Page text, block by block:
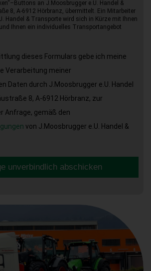
an J.Moosbrugger e.U. Handel &
8, A-6912 Hörbranz, übermittelt. Ein Mitarbeiter
Handel & Transporte wird sich in Kürze mit Ihnen
Ihnen ein individuelles Transportangebot
dieses Formulars gebe ich meine
Verarbeitung meiner
Daten durch J.Moosbrugger e.U. Handel
8, A-6912 Hörbranz, zur
Anfrage, gemäß den
von J.Moosbrugger e.U. Handel &
unverbindlich abschicken